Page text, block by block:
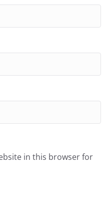
in this browser for